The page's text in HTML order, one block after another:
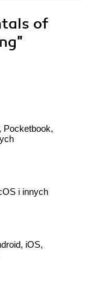
of
Pocketbook,
i innych
iOS,